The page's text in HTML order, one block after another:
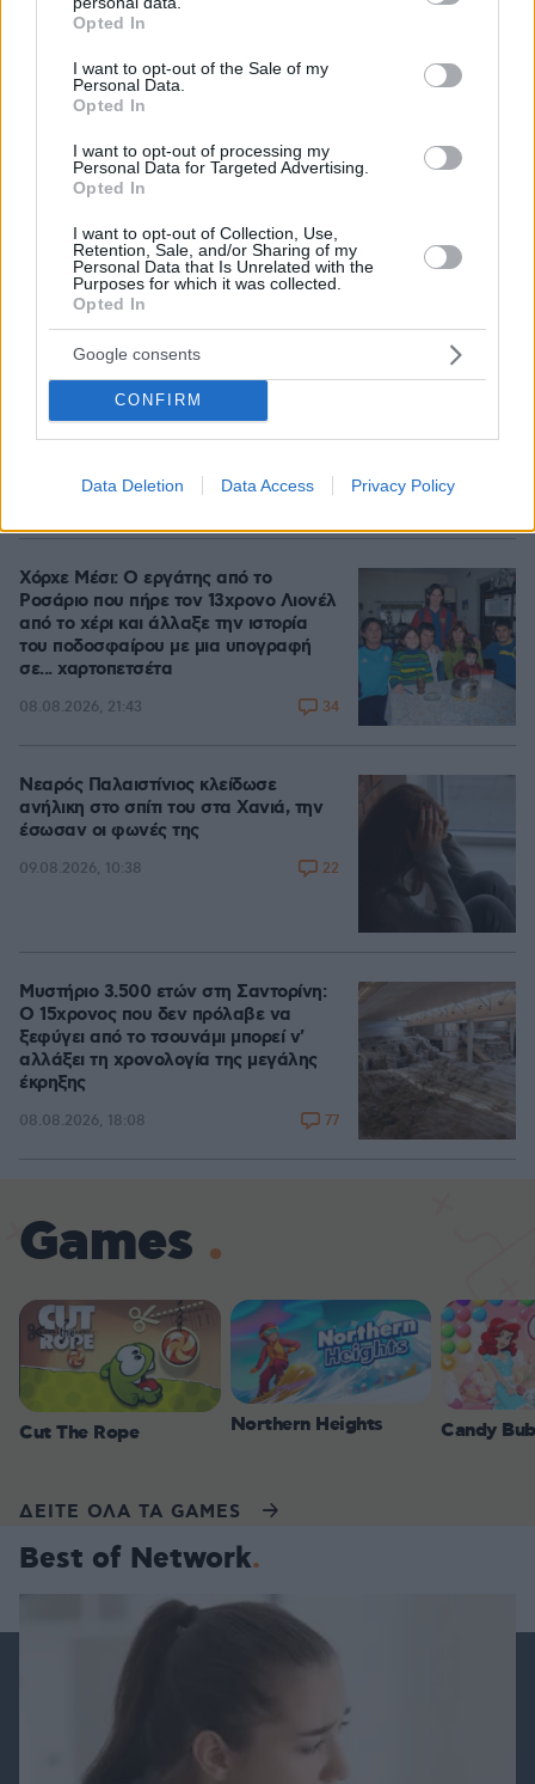
grant or deny consent to Google and its third-party tags to
use your data for below specified purposes in below Google
consent section.
Opted In
I want to opt-out of the Sale of my
Personal Data.
Opted In
I want to opt-out of processing my
Personal Data for Targeted Advertising.
Opted In
I want to opt-out of Collection, Use,
Retention, Sale, and/or Sharing of my
Personal Data that Is Unrelated with the
Purposes for which it was collected.
Opted In
Google consents
CONFIRM
Data Deletion Data Access Privacy Policy
χτύπησε σε πόρτες - Τι καταγγέλλει η
09.08.2026, 10:51
Στο 401 οι δύο αστυνομικοί μετά το
τροχαίο στην Αθηνών-Σουνίου, πώς
αυτοκίνητο τουριστών
09.08.2026, 08:55 74
Η Βαλέρια Χοψονίδου βάφτισε τον γιο
της στη Βουλιαγμένη, δείτε
φωτογραφίες
Χόρχε Μέσι: Ο εργάτης από το
Ροσάριο που πήρε τον 13χρονο Λιονέλ
από το χέρι και άλλαξε την ιστορία
του ποδοσφαίρου με μια υπογραφή
σε... χαρτοπετσέτα
08.08.2026, 21:43 34
Νεαρός Παλαιστίνιος κλείδωσε
ανήλικη στο σπίτι του στα Χανιά, την
έσωσαν οι φωνές της
09.08.2026, 10:38 22
Μυστήριο 3.500 ετών στη Σαντορίνη:
Ο 15χρονος που δεν πρόλαβε να
ξεφύγει από το τσουνάμι μπορεί ν'
αλλάξει τη χρονολογία της μεγάλης
έκρηξης
08.08.2026, 18:08 77
Games
Cut The Rope Northern Heights Candy
ΔΕΙΤΕ ΟΛΑ ΤΑ GAMES
Best of Network